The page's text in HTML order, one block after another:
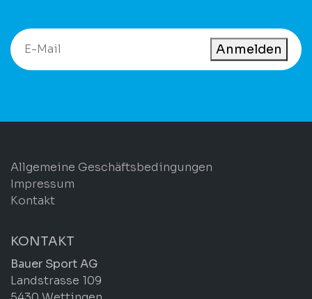
Anmelden
Allgemeine Geschäftsbedingungen
Impressum
Kontakt
KONTAKT
Bauer Sport AG
Landstrasse 109